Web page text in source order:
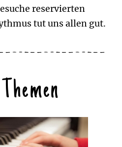
reservierten
tut uns allen gut.